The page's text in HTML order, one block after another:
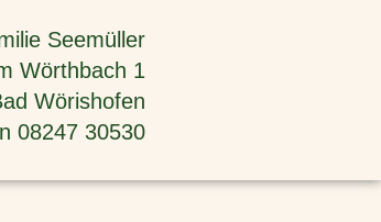
Seemüller
Wörthbach 1
Wörishofen
08247 30530